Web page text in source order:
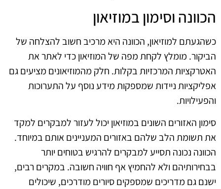
הכוונה וסימון במוזיאון
כשהגעתם למוזיאון, הכוונה היא מרכיב חשוב להצלחה של
הביקור. מומלץ לקחת מפה של המוזיאון כדי לאתר את
האטרקציות המרכזיות בקלות. חלק מהמוזיאונים מציעים גם
אפליקציות ניידות שמספקות מידע נוסף על התערוכות
והפעילויות.
סימון האזורים השונים במוזיאון יכול לעזור למבקרים למקד
את תשומת הלב שלהם באזורים המעניינים אותם במיוחד.
הכוונה נכונה תסייע למבקרים להרגיש בטוחים יותר
בבחירותיהם ולא להחמיץ אף חוויה חשובה. במקרים רבים,
ישנם גם מדריכים שמספקים סיורים מודרכים, שיכולים